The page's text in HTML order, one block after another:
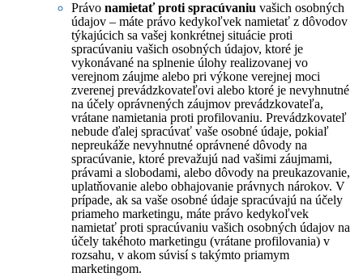
Právo namietať proti spracúvaniu vašich osobných
údajov – máte právo kedykoľvek namietať z dôvodov
týkajúcich sa vašej konkrétnej situácie proti
spracúvaniu vašich osobných údajov, ktoré je
vykonávané na splnenie úlohy realizovanej vo
verejnom záujme alebo pri výkone verejnej moci
zverenej prevádzkovateľovi alebo ktoré je nevyhnutné
na účely oprávnených záujmov prevádzkovateľa,
vrátane namietania proti profilovaniu. Prevádzkovateľ
nebude ďalej spracúvať vaše osobné údaje, pokiaľ
nepreukáže nevyhnutné oprávnené dôvody na
spracúvanie, ktoré prevažujú nad vašimi záujmami,
právami a slobodami, alebo dôvody na preukazovanie,
uplatňovanie alebo obhajovanie právnych nárokov. V
prípade, ak sa vaše osobné údaje spracúvajú na účely
priameho marketingu, máte právo kedykoľvek
namietať proti spracúvaniu vašich osobných údajov na
účely takéhoto marketingu (vrátane profilovania) v
rozsahu, v akom súvisí s takýmto priamym
marketingom.